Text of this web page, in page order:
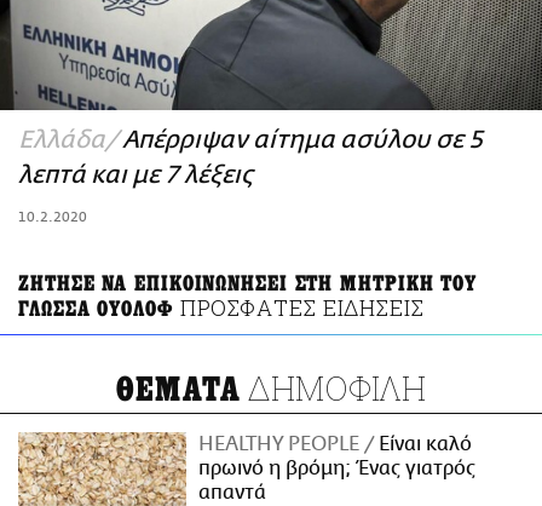
ΑΜΠΑ
PRINT
Ελλάδα Απέρριψαν αίτημα ασύλου σε 5
λεπτά και με 7 λέξεις
10.2.2020
ΖΗΤΗΣΕ ΝΑ ΕΠΙΚΟΙΝΩΝΗΣΕΙ ΣΤΗ ΜΗΤΡΙΚΗ ΤΟΥ
ΓΛΩΣΣΑ ΟΥΟΛΟΦ ΠΡΟΣΦΑΤΕΣ ΕΙΔΗΣΕΙΣ
ΘΕΜΑΤΑ ΔΗΜΟΦΙΛΗ
HEALTHY PEOPLE
Είναι καλό
πρωινό η βρόμη; Ένας γιατρός
απαντά